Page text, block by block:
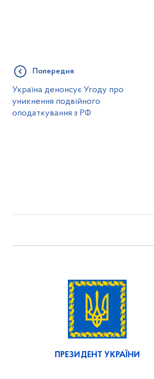
Попередня
Україна денонсує Угоду про
уникнення подвійного
оподаткування з РФ
ПРЕЗИДЕНТ УКРАЇНИ